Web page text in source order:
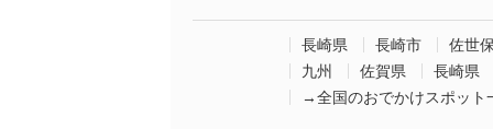
長崎県 長崎市
佐世
九州
佐賀県
長崎県
→全国のおでかけスポット